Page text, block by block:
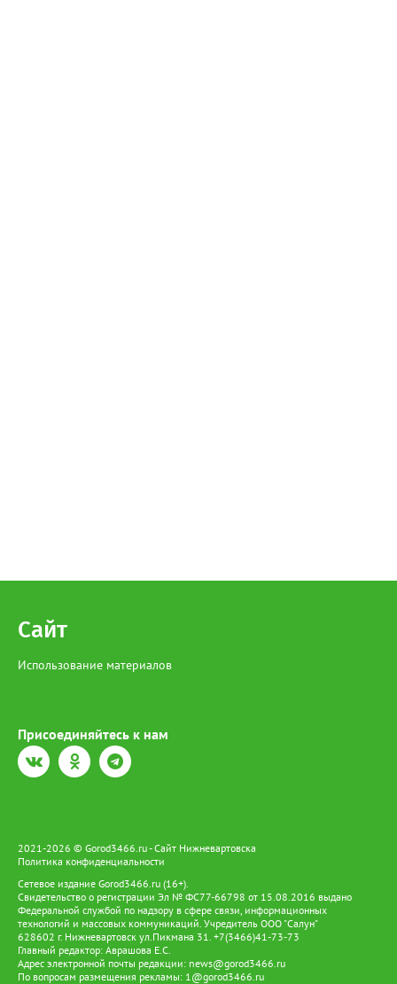
Сайт
Использование материалов
Присоединяйтесь к нам
2021-2026 © Gorod3466.ru - Сайт Нижневартовска
Политика конфиденциальности
Сетевое издание Gorod3466.ru (16+).
Свидетельство о регистрации Эл № ФС77-66798 от 15.08.2016 выдано
Федеральной службой по надзору в сфере связи, информационных
технологий и массовых коммуникаций. Учредитель ООО "Салун"
628602 г. Нижневартовск ул.Пикмана 31. +7(3466)41-73-73
Главный редактор: Аврашова Е.С.
Адрес электронной почты редакции: news@gorod3466.ru
По вопросам размещения рекламы: 1@gorod3466.ru